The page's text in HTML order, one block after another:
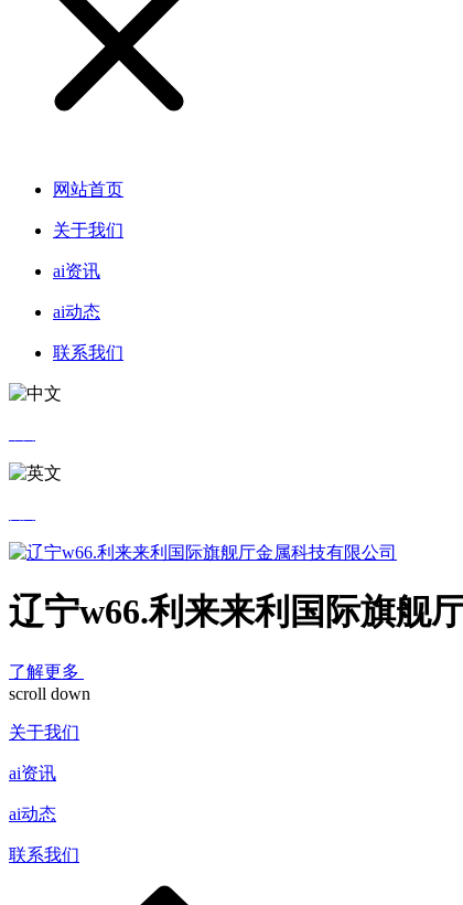
网站首页
关于我们
ai资讯
ai动态
联系我们
辽宁w66.利来来利国际旗舰
了解更多
scroll down
关于我们
ai资讯
ai动态
联系我们